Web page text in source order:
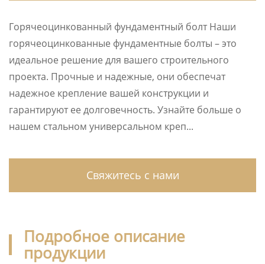
Горячеоцинкованный фундаментный болт Наши
горячеоцинкованные фундаментные болты – это
идеальное решение для вашего строительного
проекта. Прочные и надежные, они обеспечат
надежное крепление вашей конструкции и
гарантируют ее долговечность. Узнайте больше о
нашем стальном универсальном креп...
Свяжитесь с нами
Подробное описание
продукции